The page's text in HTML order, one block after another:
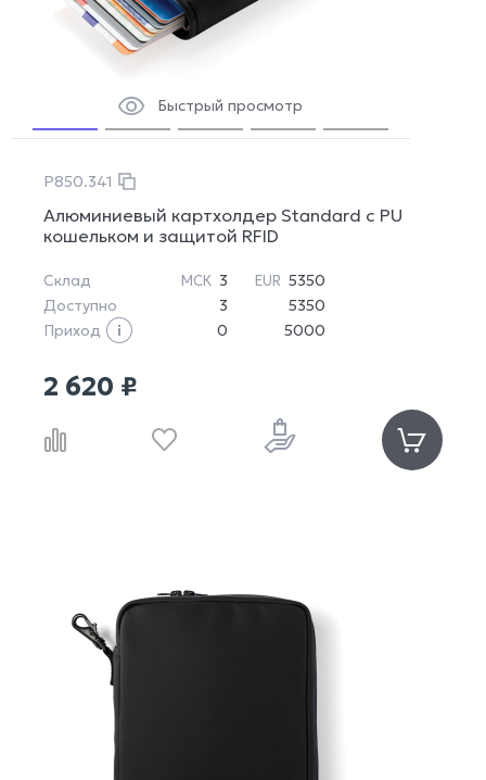
Быстрый просмотр
P850.341
Алюминиевый картхолдер Standard с PU
кошельком и защитой RFID
Склад МСК 3 EUR 5350
Доступно
3
5350
Приход
0 5000
2 620 ₽